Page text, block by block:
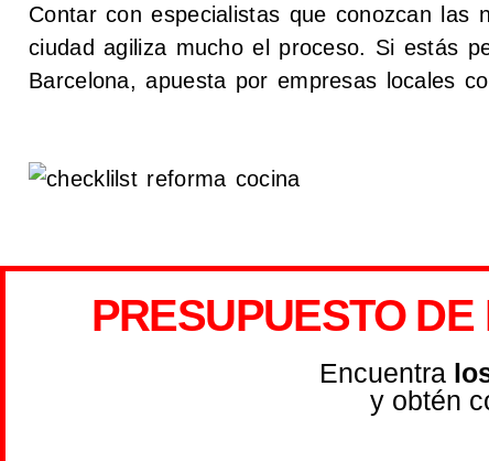
Contar con especialistas que conozcan las
ciudad agiliza mucho el proceso. Si estás
Barcelona, apuesta por empresas locales
PRESUPUESTO
Encuentra
y obtén